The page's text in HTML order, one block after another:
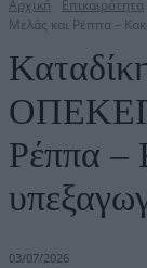
Αρχική Επικαιρότητα
Μελάς και Ρέππα –
Ρέππα –
03/07/2026